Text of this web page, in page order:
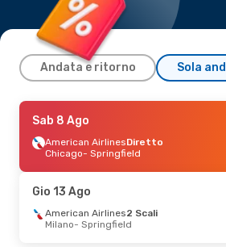
Andata e ritorno Sola
Sab 8 Ago
American Airlines
Diretto
American Airlines
Diretto
Springfield
Sab 8 Ago
American AirlinesDiretto
Chicago- Springfield
Gio 13 Ago
American Airlines2 Scali
Milano- Springfield